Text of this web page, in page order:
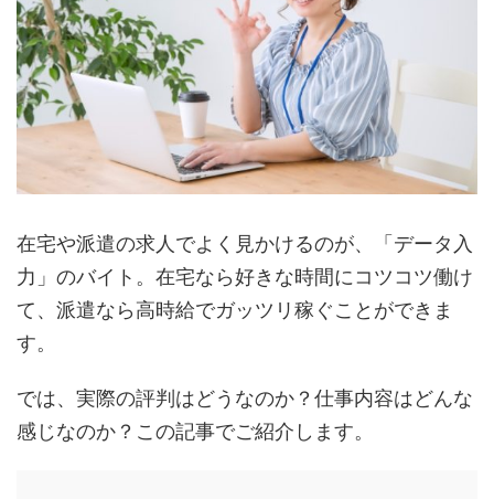
在宅や派遣の求人でよく見かけるのが、「データ入
力」のバイト。在宅なら好きな時間にコツコツ働け
て、派遣なら高時給でガッツリ稼ぐことができま
す。
では、実際の評判はどうなのか？仕事内容はどんな
感じなのか？この記事でご紹介します。